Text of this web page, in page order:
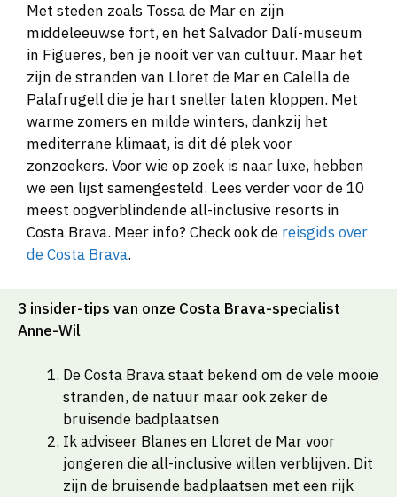
Met steden zoals Tossa de Mar en zijn
middeleeuwse fort, en het Salvador Dalí-museum
in Figueres, ben je nooit ver van cultuur. Maar het
zijn de stranden van Lloret de Mar en Calella de
Palafrugell die je hart sneller laten kloppen. Met
warme zomers en milde winters, dankzij het
mediterrane klimaat, is dit dé plek voor
zonzoekers. Voor wie op zoek is naar luxe, hebben
we een lijst samengesteld. Lees verder voor de 10
meest oogverblindende all-inclusive resorts in
Costa Brava. Meer info? Check ook de reisgids over
de Costa Brava.
3 insider-tips van onze Costa Brava-specialist
Anne-Wil
De Costa Brava staat bekend om de vele mooie
stranden, de natuur maar ook zeker de
bruisende badplaatsen
Ik adviseer Blanes en Lloret de Mar voor
jongeren die all-inclusive willen verblijven. Dit
zijn de bruisende badplaatsen met een rijk